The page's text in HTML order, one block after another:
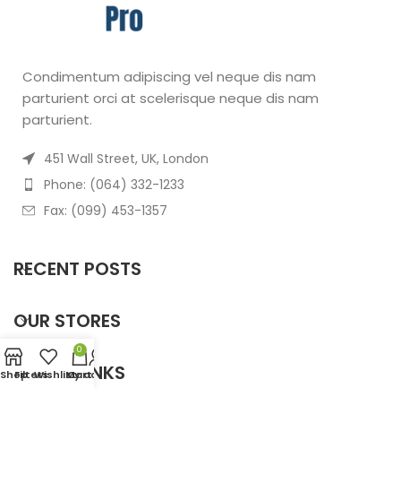
Condimentum adipiscing vel neque dis nam
parturient orci at scelerisque neque dis nam
parturient.
451 Wall Street, UK, London
Phone: (064) 332-1233
Fax: (099) 453-1357
RECENT POSTS
OUR STORES
USEFUL LINKS
ShopFiltersWishlist
0
Cart
My account